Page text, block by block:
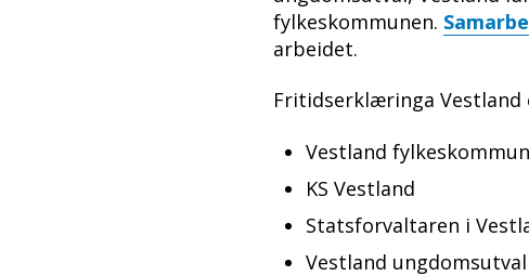
fylkeskommunen.
arbeidet.
Fritidserklæringa Vestland
Vestland
KS Vestland
Statsforvaltaren i
Vestland ungdomsutval